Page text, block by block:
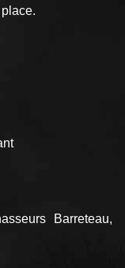
Barreteau,